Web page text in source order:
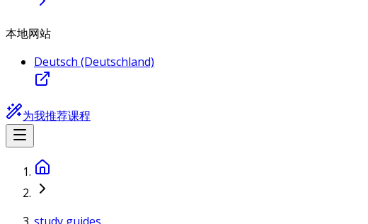
本地网站
Deutsch (Deutschland)
为我推荐课程